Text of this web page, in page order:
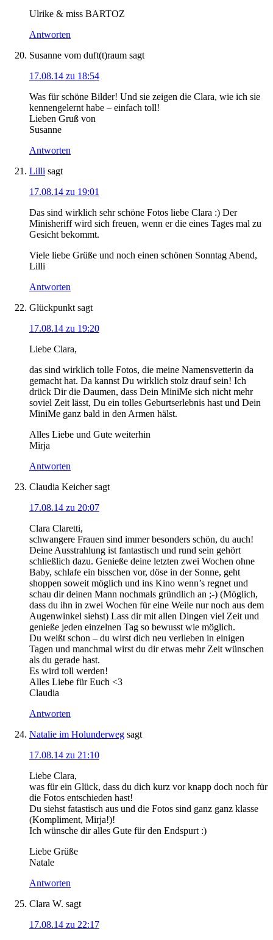
Ulrike & miss BARTOZ
Antworten
Susanne vom duft(t)raum sagt
17.08.14 zu 18:54
Was für schöne Bilder! Und sie zeigen die Clara, wie ich sie
kennengelernt habe – einfach toll!
Lieben Gruß von
Susanne
Antworten
Lilli sagt
17.08.14 zu 19:01
Das sind wirklich sehr schöne Fotos liebe Clara :) Der
Minisheriff wird sich freuen, wenn er die eines Tages mal zu
Gesicht bekommt.
Viele liebe Grüße und noch einen schönen Sonntag Abend,
Lilli
Antworten
Glückpunkt sagt
17.08.14 zu 19:20
Liebe Clara,
das sind wirklich tolle Fotos, die meine Namensvetterin da
gemacht hat. Da kannst Du wirklich stolz drauf sein! Ich
drück Dir die Daumen, dass Dein MiniMe sich nicht mehr
soviel Zeit lässt, Du ein tolles Geburtserlebnis hast und Dein
MiniMe ganz bald in den Armen hälst.
Alles Liebe und Gute weiterhin
Mirja
Antworten
Claudia Keicher sagt
17.08.14 zu 20:07
Clara Claretti,
schwangere Frauen sind immer besonders schön, du auch!
Deine Ausstrahlung ist fantastisch und rund sein gehört
schließlich dazu. Genieße deine letzten zwei Wochen ohne
Baby, schlafe ein bisschen vor, döse in der Sonne, geht
shoppen soweit möglich und ins Kino wenn’s regnet und
schau dir deinen Mann nochmals gründlich an ;-) (Möglich,
dass du ihn in zwei Wochen für eine Weile nur noch aus dem
Augenwinkel siehst) Lass dir mit allen Dingen viel Zeit und
genieße jeden einzelnen Tag so bewusst wie möglich.
Du weißt schon – du wirst dich neu verlieben in einigen
Tagen und manchmal wirst du dir etwas mehr Zeit wünschen
als du gerade hast.
Es wird toll werden!
Alles Liebe für Euch <3
Claudia
Antworten
Natalie im Holunderweg sagt
17.08.14 zu 21:10
Liebe Clara,
was für ein Glück, dass du dich kurz vor knapp doch noch für
die Fotos entschieden hast!
Du siehst fatastisch aus und die Fotos sind ganz ganz klasse
(Kompliment, Mirja!)!
Ich wünsche dir alles Gute für den Endspurt :)
Liebe Grüße
Natale
Antworten
Clara W. sagt
17.08.14 zu 22:17